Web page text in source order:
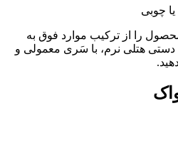
چوبی
را از ترکیب موارد فوق به
دستی هتلی نرم، با سَری معمولی و